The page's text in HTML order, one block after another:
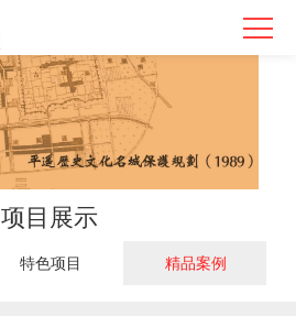
项目展示
特色项目 精品案例